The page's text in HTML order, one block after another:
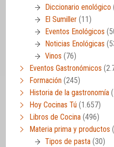
Diccionario enológico
El Sumiller (11)
Eventos Enológicos
Noticias Enológicas
Vinos (76)
Eventos Gastronómicos
Formación (245)
Historia de la gastronomía
Hoy Cocinas Tú (1.657)
Libros de Cocina (496)
Materia prima y productos
Tipos de pasta (30)